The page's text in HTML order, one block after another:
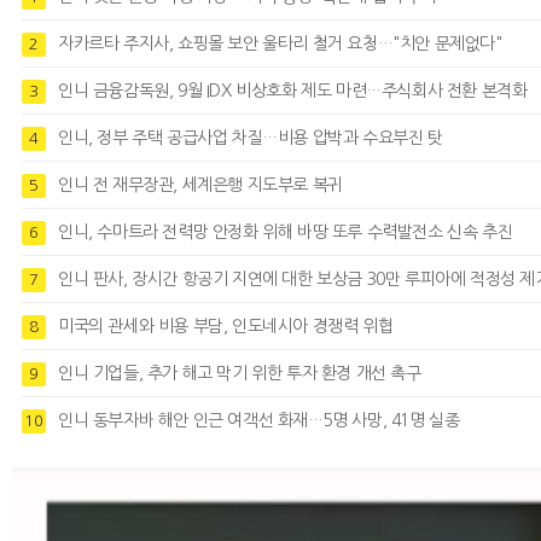
2 자카르타 주지사, 쇼핑몰 보안 울타리 철거 요청…"치안 문제없다"
3 인니 금융감독원, 9월 IDX 비상호화 제도 마련…주식회사 전환 본격화
4 인니, 정부 주택 공급사업 차질…비용 압박과 수요부진 탓
5 인니 전 재무장관, 세계은행 지도부로 복귀
6 인니, 수마트라 전력망 안정화 위해 바땅 또루 수력발전소 신속 추진
7 인니 판사, 장시간 항공기 지연에 대한 보상금 30만 루피아에 적정성 제
8 미국의 관세와 비용 부담, 인도네시아 경쟁력 위협
9 인니 기업들, 추가 해고 막기 위한 투자 환경 개선 촉구
10 인니 동부자바 해안 인근 여객선 화재…5명 사망, 41명 실종